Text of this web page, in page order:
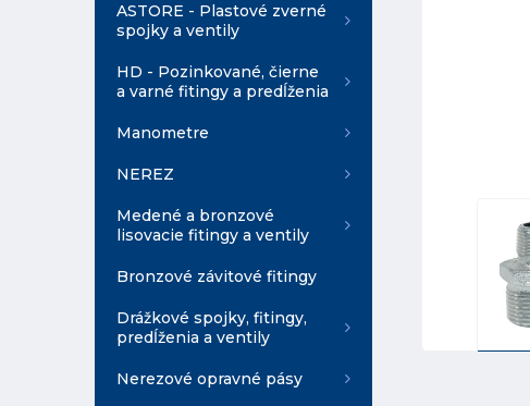
ASTORE - Plastové zverné
spojky a ventily
HD - Pozinkované, čierne
a varné fitingy a predĺženia
Manometre
NEREZ
Medené a bronzové
lisovacie fitingy a ventily
Bronzové závitové fitingy
Drážkové spojky, fitingy,
predĺženia a ventily
Nerezové opravné pásy